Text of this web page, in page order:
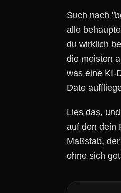
Such nach
alle
du wirklich
die meisten
was eine KI-
Date
Lies das,
auf den dein
Maßstab,
ohne sich